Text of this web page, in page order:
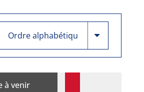
à venir